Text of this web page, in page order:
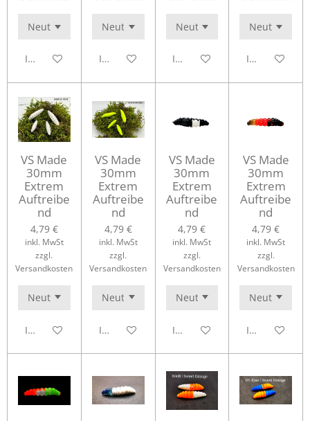
In den WarenkorbIn den WarenkorbIn den WarenkorbIn den
VS Made
30mm
Extrem
Auftreibe
nd
4,79 €
inkl. MwSt
zzgl.
Versandkosten
In den Warenkorb
VS Made
30mm
Extrem
Auftreibe
nd
4,79 €
inkl. MwSt
zzgl.
Versandkosten
In den Warenkorb
VS Made
30mm
Extrem
Auftreibe
nd
4,79 €
inkl. MwSt
zzgl.
Versandkosten
In den Warenkorb
VS Made
30mm
Extrem
Auftreibe
nd
4,79 €
inkl. MwSt
zzgl.
Versandkosten
In den